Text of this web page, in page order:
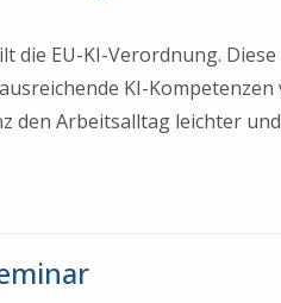
die EU-KI-Verordnung.
KI-
den Arbeitsalltag leichter